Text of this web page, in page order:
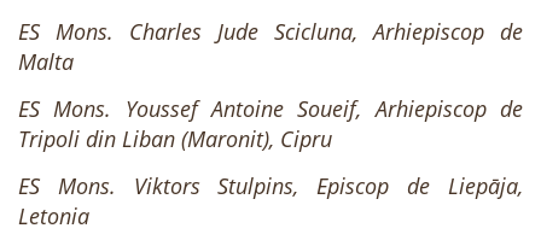
ES Mons. Charles Jude Scicluna, Arhiepiscop de
Malta
ES Mons. Youssef Antoine Soueif, Arhiepiscop de
Tripoli din Liban (Maronit), Cipru
ES Mons. Viktors Stulpins, Episcop de Liepāja,
Letonia